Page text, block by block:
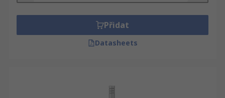
Přidat
Datasheets